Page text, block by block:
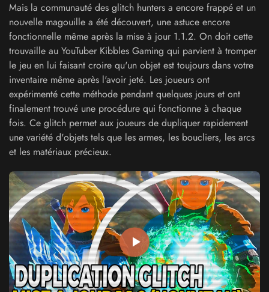
Mais la communauté des glitch hunters a encore frappé et un
nouvelle magouille a été découvert, une astuce encore
fonctionnelle même après la mise à jour 1.1.2. On doit cette
trouvaille au YouTuber Kibbles Gaming qui parvient à tromper
le jeu en lui faisant croire qu'un objet est toujours dans votre
inventaire même après l'avoir jeté. Les joueurs ont
expérimenté cette méthode pendant quelques jours et ont
finalement trouvé une procédure qui fonctionne à chaque
fois. Ce glitch permet aux joueurs de dupliquer rapidement
une variété d'objets tels que les armes, les boucliers, les arcs
et les matériaux précieux.